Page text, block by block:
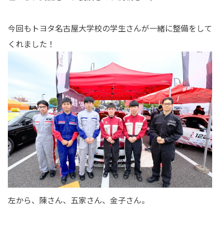
今回もトヨタ名古屋大学校の学生さんが一緒に整備をして
くれました！
左から、陳さん、五家さん、金子さん。